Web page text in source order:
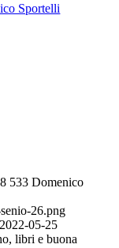
Sportelli
533 Domenico
26.png
2022-05-25
libri e buona